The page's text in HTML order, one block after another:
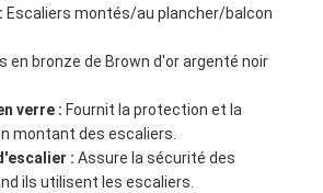
Escaliers montés/au plancher/balcon
en bronze de Brown d'or argenté noir
verre : Fournit la protection et la
montant des escaliers.
: Assure la sécurité des
ils utilisent les escaliers.